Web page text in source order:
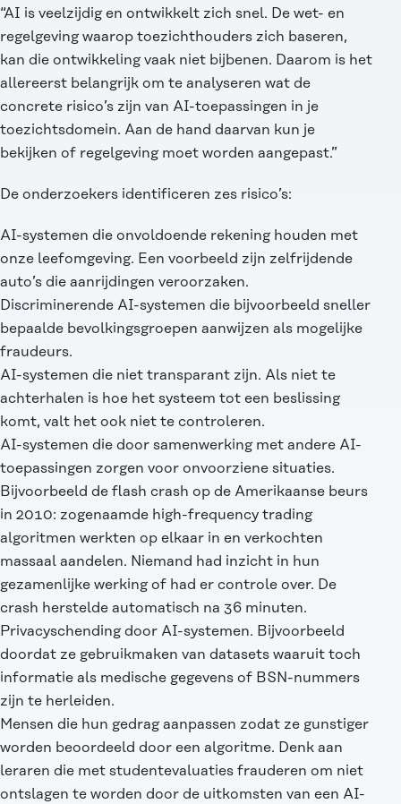
“AI is veelzijdig en ontwikkelt zich snel. De wet- en
regelgeving waarop toezichthouders zich baseren,
kan die ontwikkeling vaak niet bijbenen. Daarom is het
allereerst belangrijk om te analyseren wat de
concrete risico’s zijn van AI-toepassingen in je
toezichtsdomein. Aan de hand daarvan kun je
bekijken of regelgeving moet worden aangepast.”
De onderzoekers identificeren zes risico’s:
AI-systemen die onvoldoende rekening houden met
onze leefomgeving. Een voorbeeld zijn zelfrijdende
auto’s die aanrijdingen veroorzaken.
Discriminerende AI-systemen die bijvoorbeeld sneller
bepaalde bevolkingsgroepen aanwijzen als mogelijke
fraudeurs.
AI-systemen die niet transparant zijn. Als niet te
achterhalen is hoe het systeem tot een beslissing
komt, valt het ook niet te controleren.
AI-systemen die door samenwerking met andere AI-
toepassingen zorgen voor onvoorziene situaties.
Bijvoorbeeld de flash crash op de Amerikaanse beurs
in 2010: zogenaamde high-frequency trading
algoritmen werkten op elkaar in en verkochten
massaal aandelen. Niemand had inzicht in hun
gezamenlijke werking of had er controle over. De
crash herstelde automatisch na 36 minuten.
Privacyschending door AI-systemen. Bijvoorbeeld
doordat ze gebruikmaken van datasets waaruit toch
informatie als medische gegevens of BSN-nummers
zijn te herleiden.
Mensen die hun gedrag aanpassen zodat ze gunstiger
worden beoordeeld door een algoritme. Denk aan
leraren die met studentevaluaties frauderen om niet
ontslagen te worden door de uitkomsten van een AI-